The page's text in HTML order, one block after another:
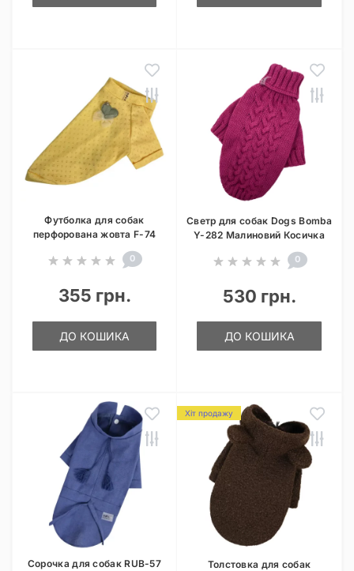
Футболка для собак
перфорована жовта F-74
0
355 грн.
ДО КОШИКА
Светр для собак Dogs Bomba
Y-282 Малиновий Косичка
0
530 грн.
ДО КОШИКА
Сорочка для собак RUB-57
Хіт продажу
Толстовка для собак